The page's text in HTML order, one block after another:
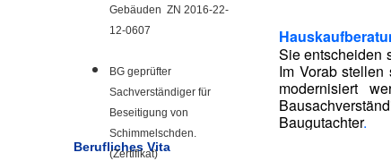
Berufliches Vita
Gebäuden ZN 2016-22-
12-0607
BG geprüfter
Sachverständiger für
Beseitigung von
Schimmelschden.
(Zertifikat)
Sie entscheiden
Im Vorab
modernisiert
Baugutachter.